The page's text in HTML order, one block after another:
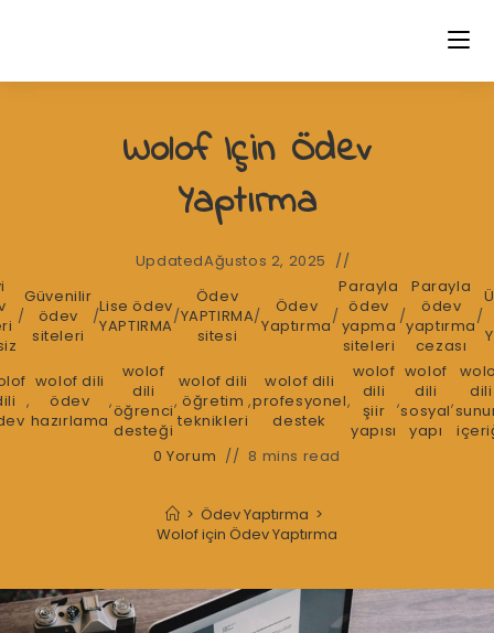
Wolof Için Ödev
Yaptırma
UpdatedAğustos 2, 2025
/
Güvenilir
ödev
siteleri
/Lise ödev
YAPTIRMA/
Ödev
YAPTIRMA
sitesi
/
Ödev
Yaptırma/
Parayla
ödev
yapma
siteleri
/
Parayla
ödev
yaptırma
cezası
/
,
wolof dili
ödev
hazırlama
,
wolof
dili
öğrenci
desteği
,
wolof dili
öğretim
teknikleri
,
wolof dili
profesyonel
destek
,
wolof
dili
şiir
yapısı
,
wolof
dili
sosyal
yapı
,
dili
0 Yorum
8 mins read
> Ödev Yaptırma >
Wolof için Ödev Yaptırma